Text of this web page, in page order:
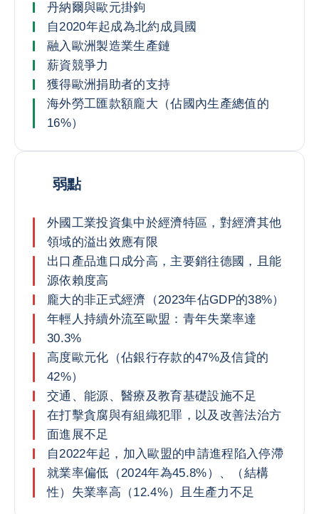
丹納爾與歐元掛鉤
自2020年起成為北約成員國
融入歐洲製造業生產鏈
薪資競爭力
獲得歐洲捐助者的支持
海外勞工匯款額龐大（佔國內生產總值的
16%）
弱點
外國工業投資集中於經濟特區，對經濟其他
領域的溢出效應有限
出口產品進口成分高，主要銷往德國，且能
源依賴度高
龐大的非正式經濟（2023年佔GDP的38%）
年輕人持續外流至歐盟：青年失業率達
30.3%
高度歐元化（佔銀行存款的47%及信貸的
42%）
交通、能源、醫療及教育基礎設施不足
在打擊貪腐與有組織犯罪，以及改善法治方
面進展不足
自2022年起，加入歐盟的申請進程陷入停滯
就業率偏低（2024年為45.8%）、（結構
性）失業率高（12.4%）且生產力不足